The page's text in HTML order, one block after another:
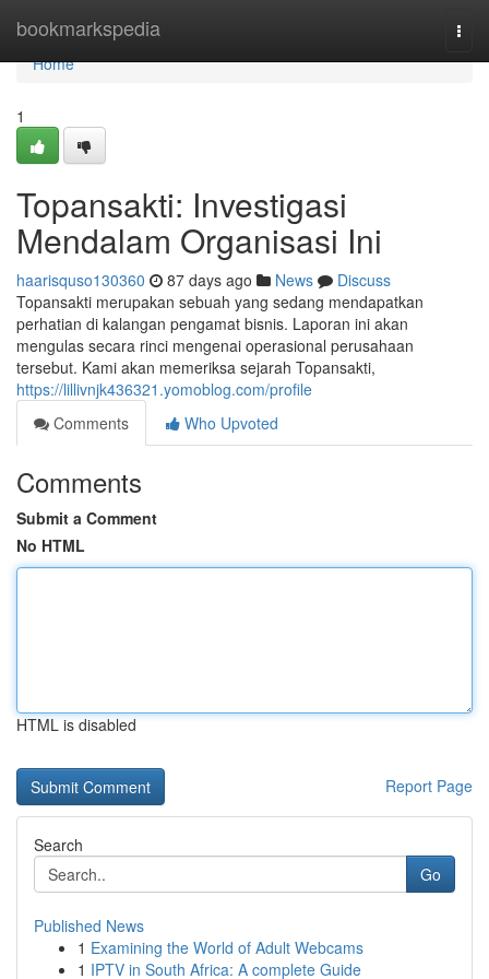
bookmarkspedia
Home
Home
1
Topansakti: Investigasi
Mendalam Organisasi Ini
haarisquso130360 87 days ago News
Discuss
Topansakti merupakan sebuah yang sedang mendapatkan
perhatian di kalangan pengamat bisnis. Laporan ini akan
mengulas secara rinci mengenai operasional perusahaan
tersebut. Kami akan memeriksa sejarah Topansakti,
https://lillivnjk436321.yomoblog.com/profile
Comments
Who Upvoted
Comments
Submit a Comment
No HTML
HTML is disabled
Report Page
Search
Go
Published News
1 Examining the World of Adult Webcams
1 IPTV in South Africa: A complete Guide